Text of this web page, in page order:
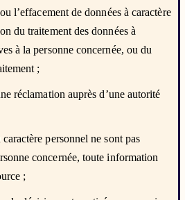
l’effacement de données à caractère
du traitement des données à
à la personne concernée, ou du
;
réclamation auprès d’une autorité
personnel ne sont pas
concernée, toute information
;